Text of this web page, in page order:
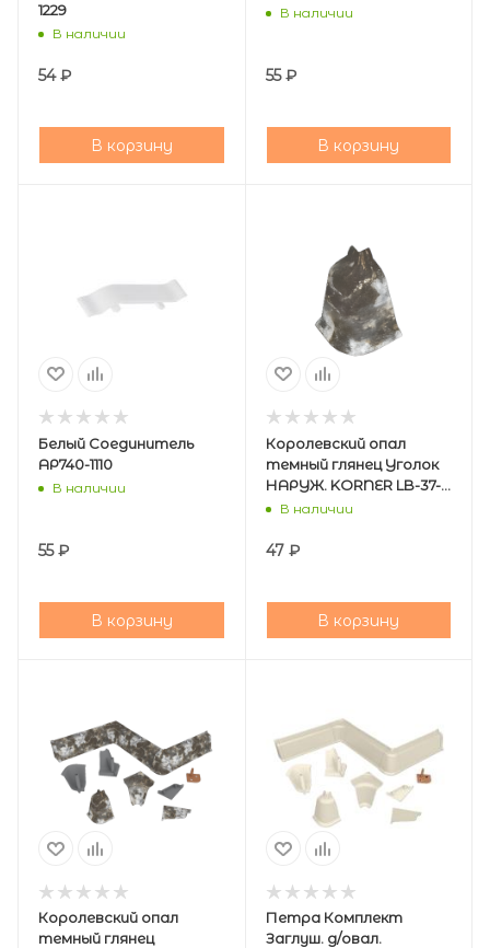
1229
В наличии
54₽
В корзину
В наличии
55₽
В корзину
Белый Соединитель
АР740-1110
В наличии
55₽
В корзину
Королевский опал
темный глянец Уголок
НАРУЖ. KORNER LB-37-
485В наличии
47₽
В корзину
Королевский опал
темный глянец
Петра Комплект
Заглуш. д/овал.